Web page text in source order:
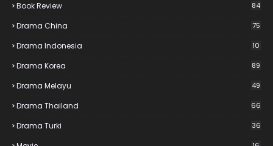
Book Review 84
Drama China 75
Drama Indonesia 10
Drama Korea 89
Drama Melayu 49
Drama Thailand 66
Drama Turki 36